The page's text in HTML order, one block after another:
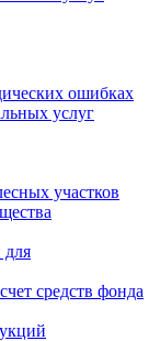
ошибках
услуг
участков
средств фонда